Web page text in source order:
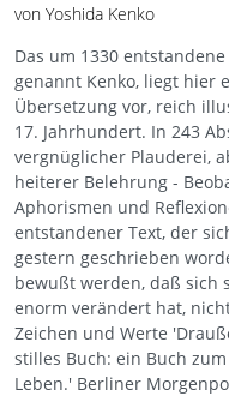
von Yoshida Kenko
Das um 1330
genannt Kenko, liegt hier
Übersetzung vor, reich
17. Jahrhundert. In 243
vergnüglicher Plauderei,
heiterer Belehrung -
Aphorismen und
entstandener Text, der
gestern geschrieben
bewußt werden, daß sich
enorm verändert hat,
Zeichen und Werte
stilles Buch: ein Buch
Leben.' Berliner